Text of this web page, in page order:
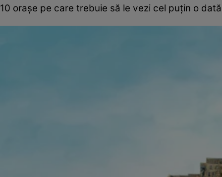
10 oraşe pe care trebuie să le vezi cel puţin o